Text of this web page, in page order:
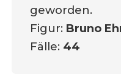
geworden.
Figur: Bruno
Fälle: 44